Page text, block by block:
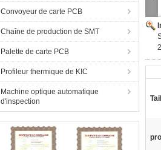
Convoyeur de carte PCB
Chaîne de production de SMT
Palette de carte PCB
Profileur thermique de KIC
Machine optique automatique
d'inspection